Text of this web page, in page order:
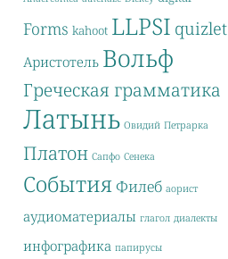
Forms kahoot LLPSI quizlet
Аристотель Вольф
Греческая грамматика
Латынь Овидий Петрарка
Платон Сапфо Сенека
События Филеб аорист
аудиоматериалы глагол диалекты
инфографика папирусы